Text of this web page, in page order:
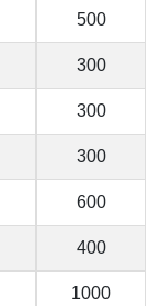
500
300
300
300
600
400
1000